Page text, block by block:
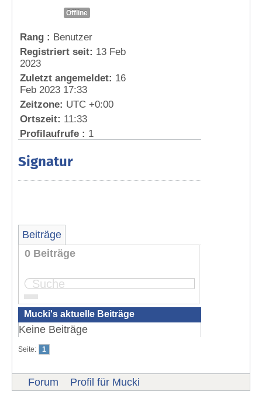
Offline
Rang : Benutzer
Registriert seit: 13 Feb
2023
Zuletzt angemeldet: 16
Feb 2023 17:33
Zeitzone: UTC +0:00
Ortszeit: 11:33
Profilaufrufe : 1
Signatur
Beiträge
0 Beiträge
Mucki's aktuelle Beiträge
Keine Beiträge
Seite: 1
Forum Profil für Mucki